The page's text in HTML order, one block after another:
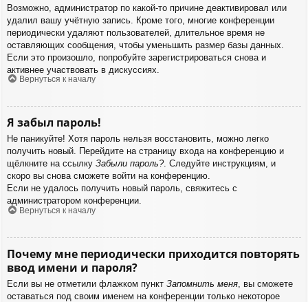
Возможно, администратор по какой-то причине деактивировал или
удалил вашу учётную запись. Кроме того, многие конференции
периодически удаляют пользователей, длительное время не
оставляющих сообщения, чтобы уменьшить размер базы данных.
Если это произошло, попробуйте зарегистрироваться снова и
активнее участвовать в дискуссиях.
Вернуться к началу
Я забыл пароль!
Не паникуйте! Хотя пароль нельзя восстановить, можно легко
получить новый. Перейдите на страницу входа на конференцию и
щёлкните на ссылку Забыли пароль?. Следуйте инструкциям, и
скоро вы снова сможете войти на конференцию.
Если не удалось получить новый пароль, свяжитесь с
администратором конференции.
Вернуться к началу
Почему мне периодически приходится повторять
ввод имени и пароля?
Если вы не отметили флажком пункт Запомнить меня , вы сможете
оставаться под своим именем на конференции только некоторое